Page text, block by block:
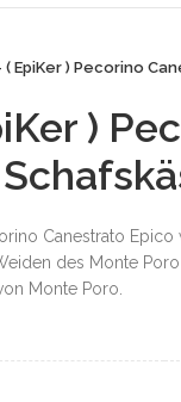
( EpiKer ) Pecorino
)
Canestrato
des Monte
Monte Poro.